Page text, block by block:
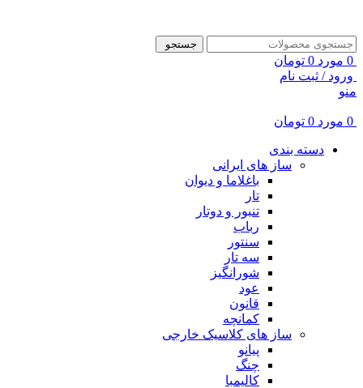
جستجو
0 مورد 0 تومان
ورود / ثبت نام
منو
0 مورد 0 تومان
دسته بندی
ساز های ایرانی
باغلاما و دیوان
تار
تنبور و دوتار
رباب
سنتور
سه تار
شورانگیز
عود
قانون
کمانچه
ساز های کلاسیک خارجی
پیانو
چنگ
کالیمبا